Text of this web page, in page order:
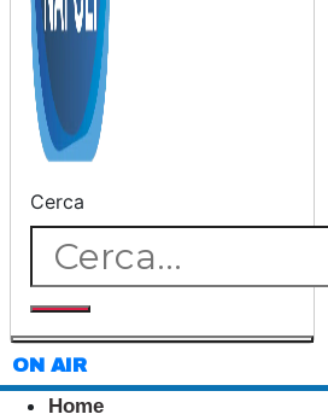
Cerca
ON AIR
Home